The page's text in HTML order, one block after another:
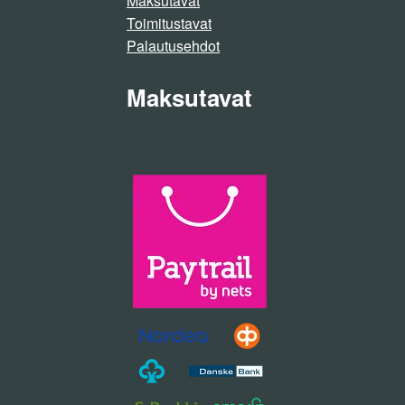
Toimitustavat
Palautusehdot
Maksutavat